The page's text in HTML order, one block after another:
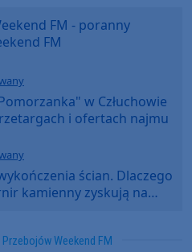
FM - poranny
FM
w Człuchowie
i ofertach najmu
ścian. Dlaczego
kamienny zyskują na
Weekend FM